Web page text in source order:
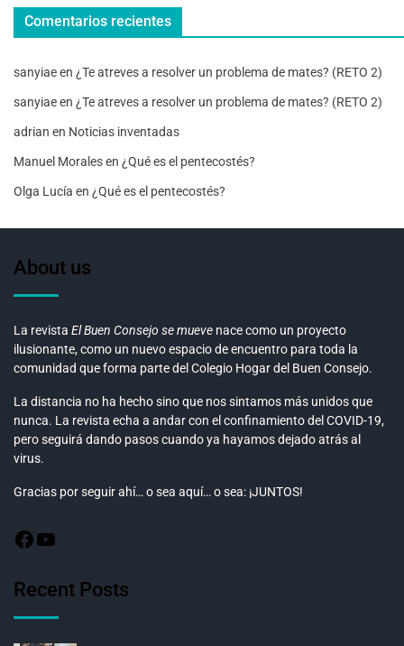
Comentarios recientes
sanyiaeen ¿Te atreves a resolver un problema de mates? (RETO 2)
sanyiaeen ¿Te atreves a resolver un problema de mates? (RETO 2)
adrian en Noticias inventadas
Manuel Moralesen ¿Qué es el pentecostés?
Olga Lucía en ¿Qué es el pentecostés?
About us
La revista El Buen Consejo se mueve nace como un proyecto
ilusionante, como un nuevo espacio de encuentro para toda la
comunidad que forma parte del Colegio Hogar del Buen Consejo.
La distancia no ha hecho sino que nos sintamos más unidos que
nunca. La revista echa a andar con el confinamiento del COVID-19,
pero seguirá dando pasos cuando ya hayamos dejado atrás al
virus.
Gracias por seguir ahí… o sea aquí… o sea: ¡JUNTOS!
Recent Posts